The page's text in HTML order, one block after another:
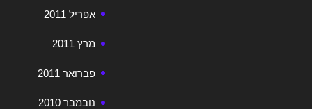
אפריל 2011
מרץ 2011
פברואר 2011
נובמבר 2010